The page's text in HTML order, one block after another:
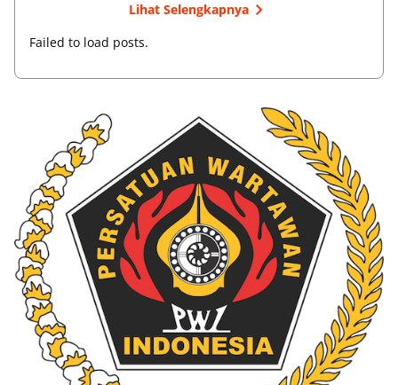
Lihat Selengkapnya
Failed to load posts.